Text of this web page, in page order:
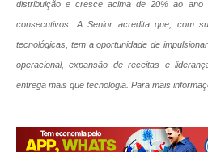
distribuição e cresce acima de 20% ao ano
consecutivos. A Senior acredita que, com
tecnológicas, tem a oportunidade de
operacional, expansão de receitas e
entrega mais que tecnologia. Para mais